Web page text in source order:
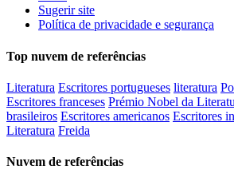
Sugerir site
Política de privacidade e segurança
Top nuvem de referências
Literatura Escritores portugueses literatura
Escritores franceses Prémio Nobel da
brasileiros Escritores americanos Escritores
Literatura Freida
Nuvem de referências